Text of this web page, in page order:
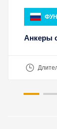
Анкеры